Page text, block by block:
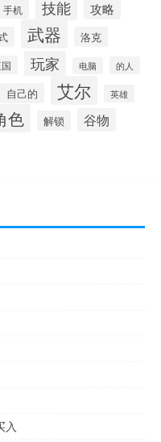
手机 技能 攻略
武器 洛克
玩家 电脑 的人
自己的 艾尔 英雄
色 解锁 谷物
入